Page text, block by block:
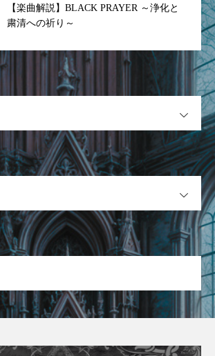
【楽曲解説】BLACK PRAYER ～浄化と
粛清への祈り～